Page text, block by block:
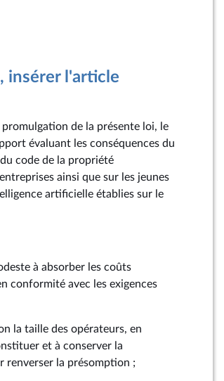
insérer l'article
de la présente loi, le
évaluant les conséquences du
code de la propriété
ainsi que sur les jeunes
artificielle établies sur le
à absorber les coûts
conformité avec les exigences
la taille des opérateurs, en
et à conserver la
renverser la présomption ;